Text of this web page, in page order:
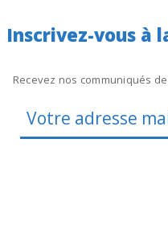
Inscrivez-vous à
Recevez nos communiqués